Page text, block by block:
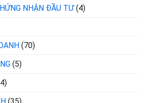
NHẬN ĐẦU TƯ(4)
(70)
(5)